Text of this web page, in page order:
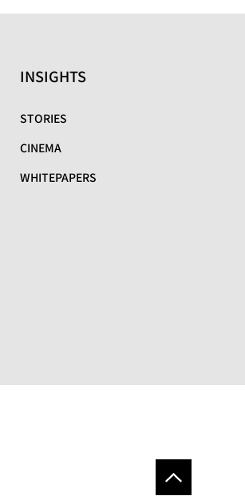
INSIGHTS
STORIES
CINEMA
WHITEPAPERS